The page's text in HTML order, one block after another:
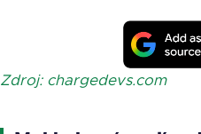
Zdroj: chargedevs.com